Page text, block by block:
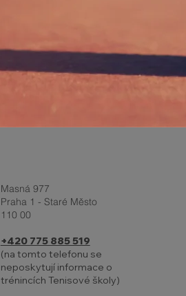
Masná 977
Praha 1 - Staré Město
110 00
+420 775 885 519
(na tomto telefonu se
neposkytují informace o
trénincích Tenisové školy)